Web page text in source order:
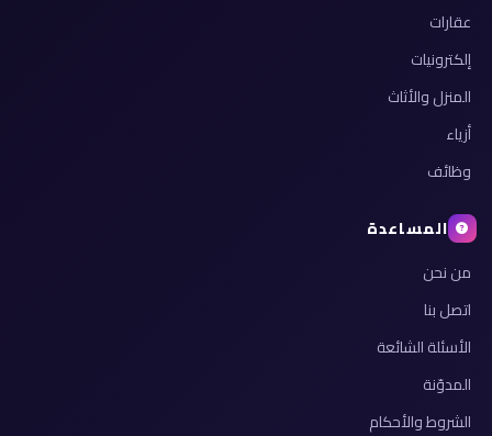
عقارات
إلكترونيات
المنزل والأثاث
أزياء
وظائف
المساعدة
من نحن
اتصل بنا
الأسئلة الشائعة
المدوّنة
الشروط والأحكام